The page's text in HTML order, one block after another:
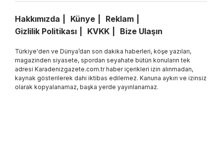
Hakkımızda Künye
Reklam
Gizlilik Politikası
KVKK Bize Ulaşın
Türkiye'den ve Dünya’dan son dakika haberleri, köşe yazıları,
magazinden siyasete, spordan seyahate bütün konuların tek
adresi Karadenizgazete.com.tr haber içerikleri izin alınmadan,
kaynak gösterilerek dahi iktibas edilemez. Kanuna aykırı ve izinsiz
olarak kopyalanamaz, başka yerde yayınlanamaz.